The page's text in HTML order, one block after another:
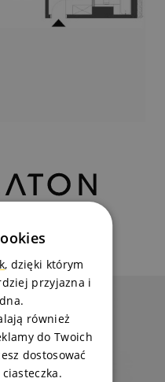
Napisz do nas!
Twoje pytania
, dzięki którym
przyjazna i
również
do Twoich
dostosować